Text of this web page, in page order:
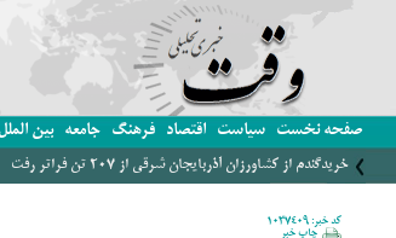
صفحه نخست سیاست اقتصاد فرهنگ جامعه بین الملل
خریدگندم از کشاورزان آذربایجان شرقی از 207 تن فراتر رفت
کد خبر: 1037409
چاپ خبر